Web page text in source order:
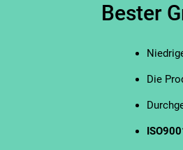
Bester
Die